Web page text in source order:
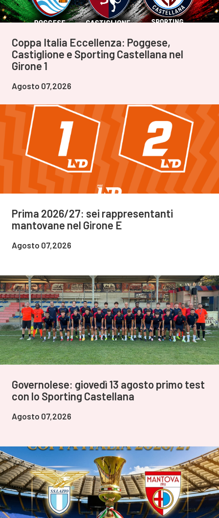
Coppa Italia Eccellenza: Poggese,
Castiglione e Sporting Castellana nel
Girone 1
Agosto 07,2026
Prima 2026/27: sei rappresentanti
mantovane nel Girone E
Agosto 07,2026
Governolese: giovedì 13 agosto primo test
con lo Sporting Castellana
Agosto 07,2026